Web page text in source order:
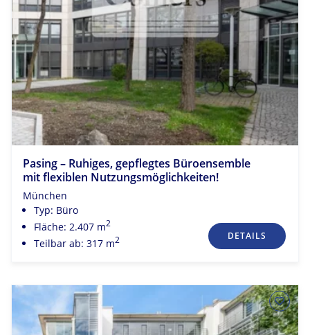
Pasing – Ruhiges, gepflegtes Büroensemble
mit flexiblen Nutzungsmöglichkeiten!
München
Typ: Büro
Fläche: 2.407 m2
Teilbar ab: 317 m2 DETAILS